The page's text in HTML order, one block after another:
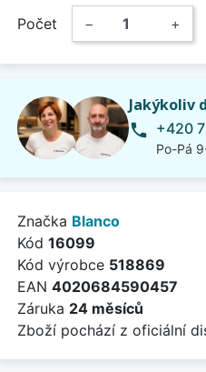
Počet − +
Jakýkoliv
phone +420
Po-Pá
Značka Blanco
Kód 16099
Kód výrobce 518869
EAN 4020684590457
Záruka 24 měsíců
Zboží pochází z oficiální